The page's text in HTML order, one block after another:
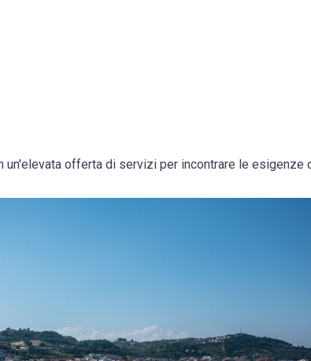
un'elevata offerta di servizi per incontrare le esigenze